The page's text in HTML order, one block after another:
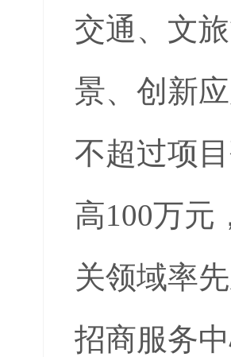
交通、文
景、创新
不超过项
高100万元
关领域率
招商服务